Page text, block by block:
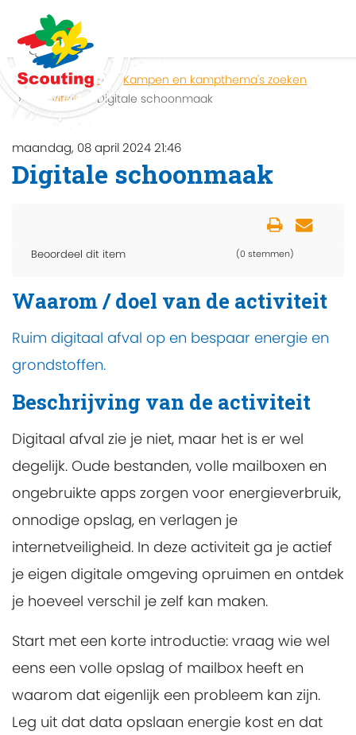
Home Zoeken
Kampen en kampthema's zoeken
Activiteit
Digitale schoonmaak
maandag, 08 april 2024 21:46
Digitale schoonmaak
Beoordeel dit item (0 stemmen)
Waarom / doel van de activiteit
Ruim digitaal afval op en bespaar energie en
grondstoffen.
Beschrijving van de activiteit
Digitaal afval zie je niet, maar het is er wel
degelijk. Oude bestanden, volle mailboxen en
ongebruikte apps zorgen voor energieverbruik,
onnodige opslag, en verlagen je
internetveiligheid. In deze activiteit ga je actief
je eigen digitale omgeving opruimen en ontdek
je hoeveel verschil je zelf kan maken.
Start met een korte introductie: vraag wie wel
eens een volle opslag of mailbox heeft en
waarom dat eigenlijk een probleem kan zijn.
Leg uit dat data opslaan energie kost en dat